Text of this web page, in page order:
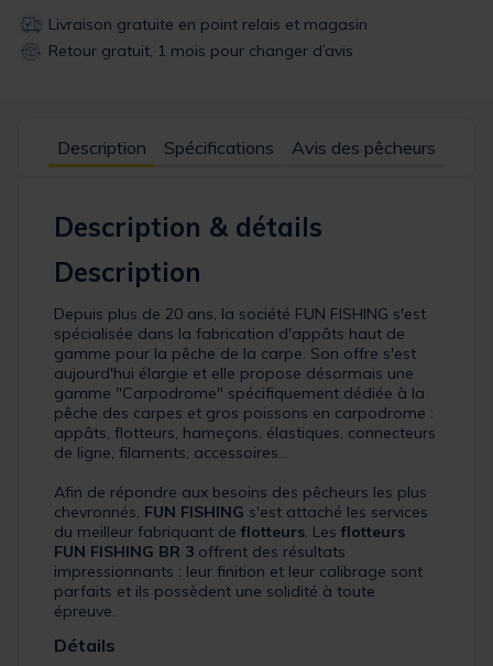
Livraison gratuite en point relais et magasin
Retour gratuit, 1 mois pour changer d’avis
Description Spécifications Avis des pêcheurs
Description & détails
Description
Depuis plus de 20 ans, la société FUN FISHING s'est
spécialisée dans la fabrication d'appâts haut de
gamme pour la pêche de la carpe. Son offre s'est
aujourd'hui élargie et elle propose désormais une
gamme "Carpodrome" spécifiquement dédiée à la
pêche des carpes et gros poissons en carpodrome :
appâts, flotteurs, hameçons, élastiques, connecteurs
de ligne, filaments, accessoires...
Afin de répondre aux besoins des pêcheurs les plus
chevronnés, FUN FISHING s'est attaché les services
du meilleur fabriquant de flotteurs. Les flotteurs
FUN FISHING BR 3 offrent des résultats
impressionnants : leur finition et leur calibrage sont
parfaits et ils possèdent une solidité à toute
épreuve.
Détails